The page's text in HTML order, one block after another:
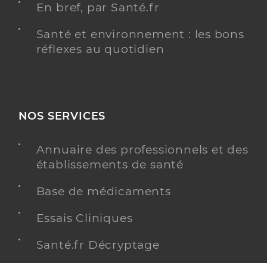
En bref, par Santé.fr
Santé et environnement : les bons
réflexes au quotidien
NOS SERVICES
Annuaire des professionnels et des
établissements de santé
Base de médicaments
Essais Cliniques
Santé.fr Décryptage